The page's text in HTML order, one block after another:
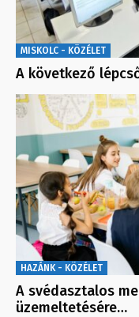
MISKOLC - KÖZÉLET
A következő
HAZÁNK - KÖZÉLET
A svédasztalos
üzemeltetésére…